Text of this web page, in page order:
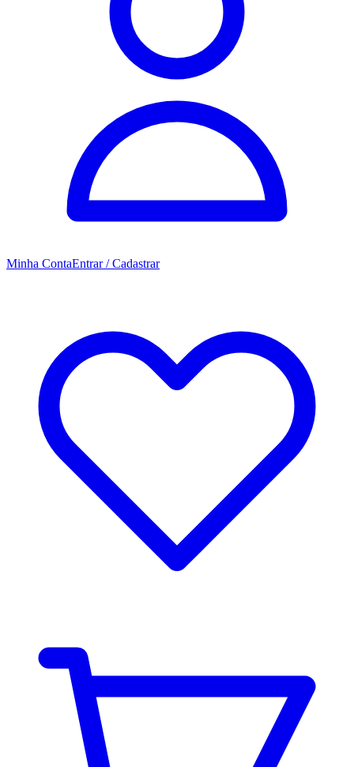
Minha ContaEntrar / Cadastrar